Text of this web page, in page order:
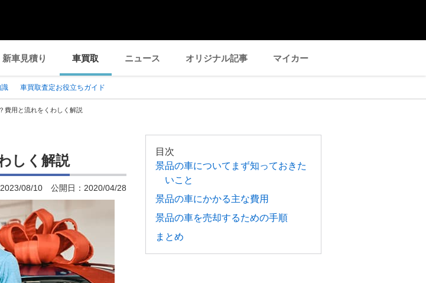
新車見積り 車買取 ニュース オリジナル記事 マイカー
車買取査定お役立ちガイド
費用と流れをくわしく解説
しく解説
公開日： 2020/04/28
2023/08/10
目次
景品の車についてまず知っておきた
いこと
景品の車にかかる主な費用
景品の車を売却するための手順
まとめ